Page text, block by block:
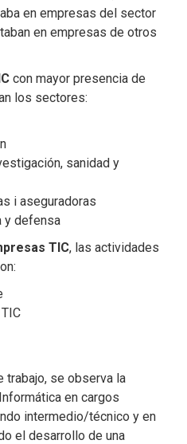
en empresas del sector
en empresas de otros
con mayor presencia de
los sectores:
sanidad y
i aseguradoras
y defensa
TIC, las actividades
trabajo, se observa la
en cargos
intermedio/técnico y en
el desarrollo de una